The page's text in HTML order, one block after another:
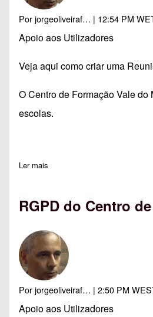
Porjorgeoliveiraf… | 12:54 PM
Apoio aos Utilizadores
Veja aqui como criar uma
O Centro de Formação Vale
escolas.
Ler mais
RGPD do Centro
Porjorgeoliveiraf… | 2:50 PM
Apoio aos Utilizadores